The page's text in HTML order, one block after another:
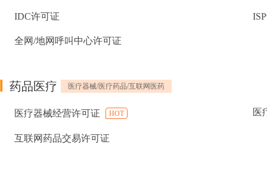
IDC许可证
全网/地网呼叫中心许可证
药品医疗 医疗器械/医疗药品/互联网医药
医疗器械经营许可证 HOT 医
互联网药品交易许可证